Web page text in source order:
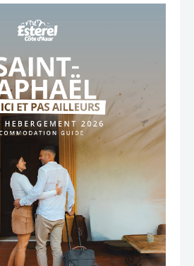
TÉLÉCHARGER